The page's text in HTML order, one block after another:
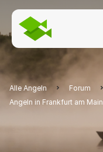
Alle Angeln Forum
Angeln in Frankfurt am Main